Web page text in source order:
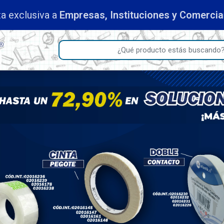
Instituciones y Comerciantes